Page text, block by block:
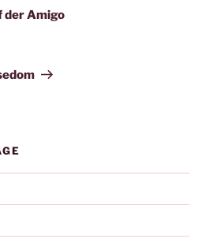
der Amigo